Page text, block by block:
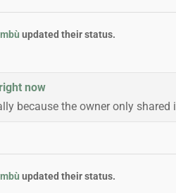
updated their status.
now
because the owner only
updated their status.